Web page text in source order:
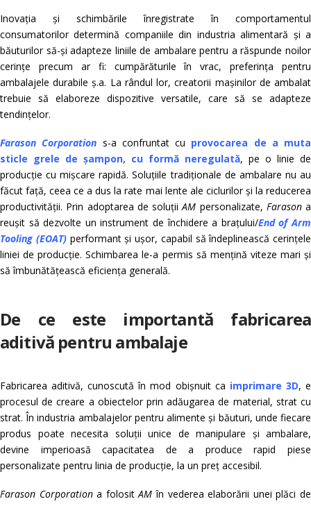
Inovația și schimbările înregistrate în comportamentul
consumatorilor determină companiile din industria alimentară și a
băuturilor să-și adapteze liniile de ambalare pentru a răspunde noilor
cerințe precum ar fi: cumpărăturile în vrac, preferința pentru
ambalajele durabile ș.a. La rândul lor, creatorii mașinilor de ambalat
trebuie să elaboreze dispozitive versatile, care să se adapteze
tendințelor.
Farason Corporation s-a confruntat cu provocarea de a muta
sticle grele de șampon, cu formă neregulată, pe o linie de
producție cu mișcare rapidă. Soluțiile tradiționale de ambalare nu au
făcut față, ceea ce a dus la rate mai lente ale ciclurilor și la reducerea
productivității. Prin adoptarea de soluțiiAM personalizate, Farasona
reușit să dezvolte un instrument de închidere a brațului/End of Arm
Tooling (EOAT)performant și ușor, capabil să îndeplinească cerințele
liniei de producție. Schimbarea le-a permis să mențină viteze mari și
să îmbunătățească eficiența generală.
De ce este importantă fabricarea
aditivă pentru ambalaje
Fabricarea aditivă, cunoscută în mod obișnuit ca imprimare 3D, e
procesul de creare a obiectelor prin adăugarea de material, strat cu
strat. În industria ambalajelor pentru alimente și băuturi, unde fiecare
produs poate necesita soluții unice de manipulare și ambalare,
devine imperioasă capacitatea de a produce rapid piese
personalizate pentru linia de producție, la un preț accesibil.
Farason Corporationa folositAM în vederea elaborării unei plăci de